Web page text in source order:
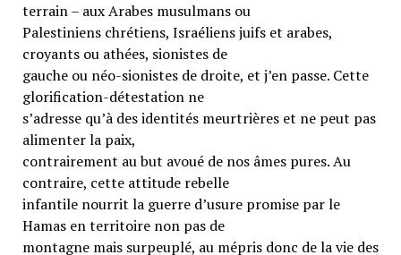
terrain – aux Arabes musulmans ou
Palestiniens chrétiens, Israéliens juifs et arabes,
croyants ou athées, sionistes de
gauche ou néo-sionistes de droite, et j’en passe. Cette
glorification-détestation ne
s’adresse qu’à des identités meurtrières et ne peut pas
alimenter la paix,
contrairement au but avoué de nos âmes pures. Au
contraire, cette attitude rebelle
infantile nourrit la guerre d’usure promise par le
Hamas en territoire non pas de
montagne mais surpeuplé, au mépris donc de la vie des